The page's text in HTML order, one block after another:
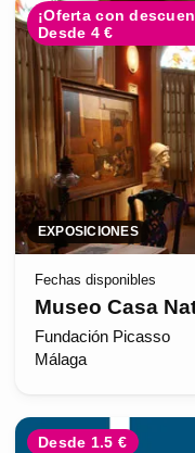
¡Oferta con
Desde 4 €
EXPOSICIONES
Fechas disponibles
Museo Casa
Fundación Picasso
Málaga
Desde 1.5 €